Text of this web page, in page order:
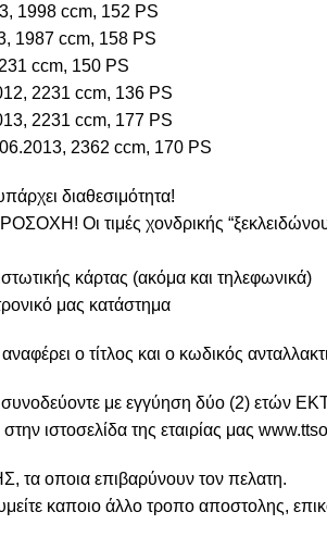
1998 ccm, 152 PS
1987 ccm, 158 PS
ccm, 150 PS
2231 ccm, 136 PS
2231 ccm, 177 PS
2362 ccm, 170 PS
διαθεσιμότητα!
Οι τιμές χονδρικής
κάρτας (ακόμα και τηλεφωνικά)
μας κατάστημα
ο τίτλος και ο κωδικός
με εγγύηση δύο (2) ετών
ιστοσελίδα της εταιρίας μας
επιβαρύνουν τον πελατη.
καποιο άλλο τροπο αποστολης,